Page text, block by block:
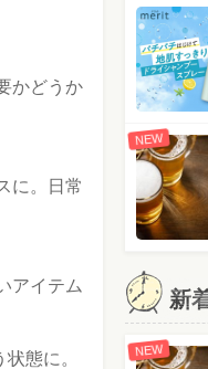
かどうか
に。日常
アイテム
態に。
NEW
新
NEW